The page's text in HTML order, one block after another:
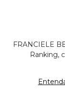
FRANCIELE
Ranking,